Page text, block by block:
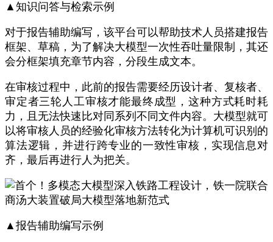
▲知识问答与检索示例
对于报告辅助编写，该平台可以帮助技术人员搭建报告
框架、草稿，为了解决大模型一次性吞吐量限制，其还
会分框架填充章节内容，分段生成文本。
在审核过程中，此前的报告需要经历设计者、复核者、
审定者三轮人工审核才能最终成型，这种方式耗时耗
力，且无法快速比对同系列不同文件内容。大模型就可
以将审核人员的经验化审核方法转化为计算机可识别的
算法逻辑，并进行跨专业的一致性审核，实现信息对
齐，最后再进行人为把关。
▲报告辅助编写示例